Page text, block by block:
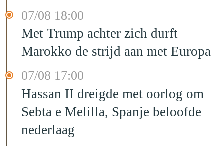
07/08 18:00
Met Trump achter zich durft
Marokko de strijd aan met Europa
07/08 17:00
Hassan II dreigde met oorlog om
Sebta e Melilla, Spanje beloofde
nederlaag